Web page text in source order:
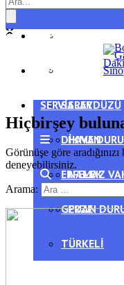
AYANCIK
SARAYDÜZÜ
DIKMEN
ERFELEK
GERZE
TÜRKELI
GENEL
SPOR
SERVISLER
HAVA
NAMAZ
PUAN
Hiçbirşey
Görünüşe göre
deneyebilirsiniz.
Arama: